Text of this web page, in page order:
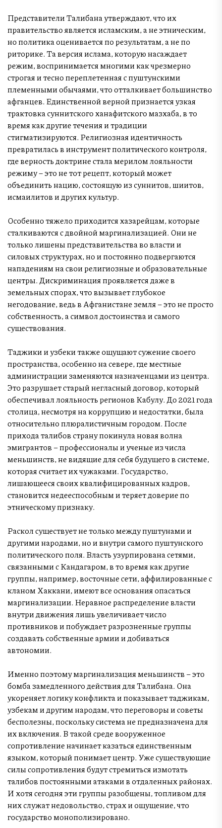
Представители Талибана утверждают, что их
правительство является исламским, а не этническим,
но политика оценивается по результатам, а не по
риторике. Та версия ислама, которую насаждает
режим, воспринимается многими как чрезмерно
строгая и тесно переплетенная с пуштунскими
племенными обычаями, что отталкивает большинство
афганцев. Единственной верной признается узкая
трактовка суннитского ханафитского мазхаба, в то
время как другие течения и традиции
стигматизируются. Религиозная идентичность
превратилась в инструмент политического контроля,
где верность доктрине стала мерилом лояльности
режиму – это не тот рецепт, который может
объединить нацию, состоящую из суннитов, шиитов,
исмаилитов и других культур.
Особенно тяжело приходится хазарейцам, которые
сталкиваются с двойной маргинализацией. Они не
только лишены представительства во власти и
силовых структурах, но и постоянно подвергаются
нападениям на свои религиозные и образовательные
центры. Дискриминация проявляется даже в
земельных спорах, что вызывает глубокое
негодование, ведь в Афганистане земля – это не просто
собственность, а символ достоинства и самого
существования.
Таджики и узбеки также ощущают сужение своего
пространства, особенно на севере, где местные
администрации заменяются назначенцами из центра.
Это разрушает старый негласный договор, который
обеспечивал лояльность регионов Кабулу. До 2021 года
столица, несмотря на коррупцию и недостатки, была
относительно плюралистичным городом. После
прихода талибов страну покинула новая волна
эмигрантов – профессионалы и ученые из числа
меньшинств, не видящие для себя будущего в системе,
которая считает их чужаками. Государство,
лишающееся своих квалифицированных кадров,
становится недееспособным и теряет доверие по
этническому признаку.
Раскол существует не только между пуштунами и
другими народами, но и внутри самого пуштунского
политического поля. Власть узурпирована сетями,
связанными с Кандагаром, в то время как другие
группы, например, восточные сети, аффилированные с
кланом Хаккани, имеют все основания опасаться
маргинализации. Неравное распределение власти
внутри движения лишь увеличивает число
противников и побуждает разрозненные группы
создавать собственные армии и добиваться
автономии.
Именно поэтому маргинализация меньшинств – это
бомба замедленного действия для Талибана. Она
укореняет логику конфликта и показывает таджикам,
узбекам и другим народам, что переговоры и советы
бесполезны, поскольку система не предназначена для
их включения. В такой среде вооруженное
сопротивление начинает казаться единственным
языком, который понимает центр. Уже существующие
силы сопротивления будут стремиться измотать
талибов постоянными атаками в отдаленных районах.
И хотя сегодня эти группы разобщены, топливом для
них служат недовольство, страх и ощущение, что
государство монополизировано.